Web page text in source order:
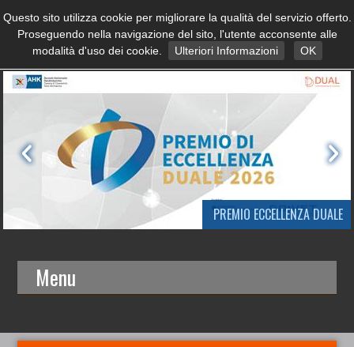
PREMIO ECCELLENZA DUALE
Menu
Questo sito utilizza cookie per migliorare la qualità del servizio offerto.
Proseguendo nella navigazione del sito, l'utente acconsente alle
modalità d'uso dei cookie.
Ulteriori Informazioni OK